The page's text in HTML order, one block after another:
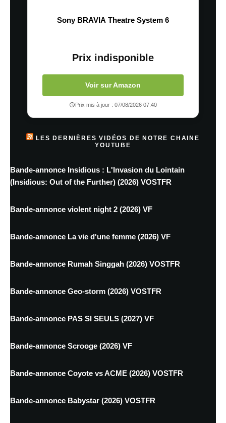
Sony BRAVIA Theatre System 6
Prix indisponible
Voir sur Amazon
Prix mis à jour : 07/08/2026 07:40
LES DERNIÈRES VIDÉOS DE NOTRE CHAINE
YOUTUBE
Bande-annonce Insidious : L'Invasion du Lointain
(Insidious: Out of the Further) (2026) VOSTFR
Bande-annonce violent night 2 (2026) VF
Bande-annonce La vie d'une femme (2026) VF
Bande-annonce Rumah Singgah (2026) VOSTFR
Bande-annonce Geo-storm (2026) VOSTFR
Bande-annonce PAS SI SEULS (2027) VF
Bande-annonce Scrooge (2026) VF
Bande-annonce Coyote vs ACME (2026) VOSTFR
Bande-annonce Babystar (2026) VOSTFR